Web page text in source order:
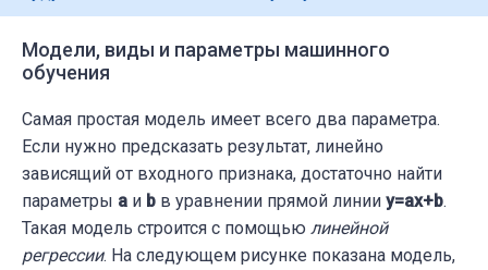
Модели, виды и параметры машинного
обучения
Самая простая модель имеет всего два параметра.
Если нужно предсказать результат, линейно
зависящий от входного признака, достаточно найти
параметры a и b в уравнении прямой линии y=ax+b.
Такая модель строится с помощью линейной
регрессии. На следующем рисунке показана модель,